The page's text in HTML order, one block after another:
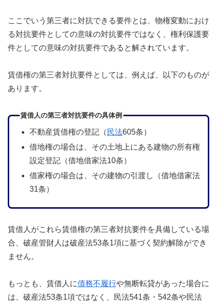
ここでいう第三者に対抗できる要件とは、物権変動におけ
る対抗要件としての意味の対抗要件ではなく、権利保護要
件としての意味の対抗要件であると解されています。
賃借権の第三者対抗要件としては、例えば、以下のものが
あります。
賃借人の第三者対抗要件の具体例
不動産賃借権の登記（ 民法605条）
借地権の場合は、その土地上にある建物の所有権
設定登記（借地借家法10条）
借家権の場合は、その建物の引渡し（借地借家法
31条）
賃借人がこれら賃借権の第三者対抗要件を具備している場
合、破産管財人は破産法53条1項に基づく契約解除ができ
ません。
もっとも、賃借人に債務不履行や無断転貸があった場合に
は、破産法53条1項ではなく、民法541条・542条や民法